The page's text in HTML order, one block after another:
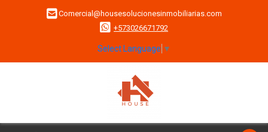
Comercial@housesolucionesinmobiliarias.com
+573026671792
Select Language ▼